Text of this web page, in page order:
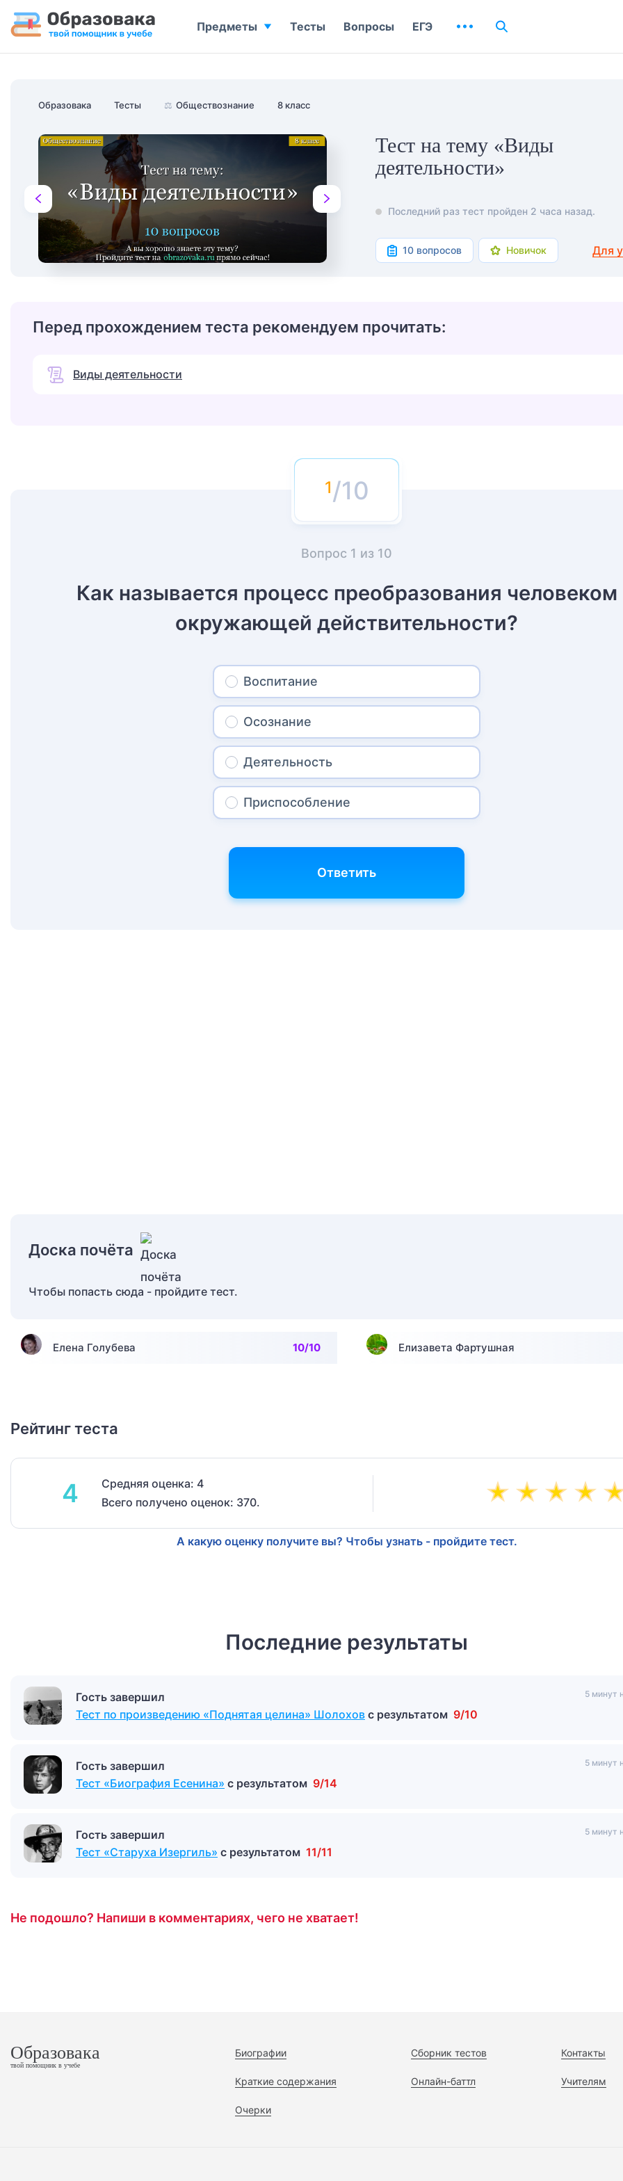
Образовака Тесты ⚖️ Обществознание 8 класс
Тест на тему «Виды
деятельности»
Последний раз тест пройден 2 часа назад.
10 вопросов Новичок Для
Перед прохождением теста рекомендуем прочитать:
Виды деятельности
/10
Вопрос 1 из 10
Как называется процесс преобразования человеком
окружающей действительности?
Воспитание
Осознание
Деятельность
Приспособление
Ответить
Доска почёта
Чтобы попасть сюда - пройдите тест.
Елена Голубева 10/10 Елизавета Фартушная
Рейтинг теста
4
Средняя оценка: 4
Всего получено оценок: 370.
А какую оценку получите вы? Чтобы узнать - пройдите тест.
Последние результаты
Гость завершил
Тест по произведению «Поднятая целина» Шолохов с результатом 9/10
5 минут
Гость завершил
Тест «Биография Есенина» с результатом 9/14
5 минут
Гость завершил
Тест «Старуха Изергиль» с результатом 11/11
5 минут
Не подошло? Напиши в комментариях, чего не хватает!
Предметы Тесты Вопросы ЕГЭ
Образовака
твой помощник в учебе
Биографии
Краткие содержания
Очерки
Сборник тестов
Онлайн-баттл
Контакты
Учителям